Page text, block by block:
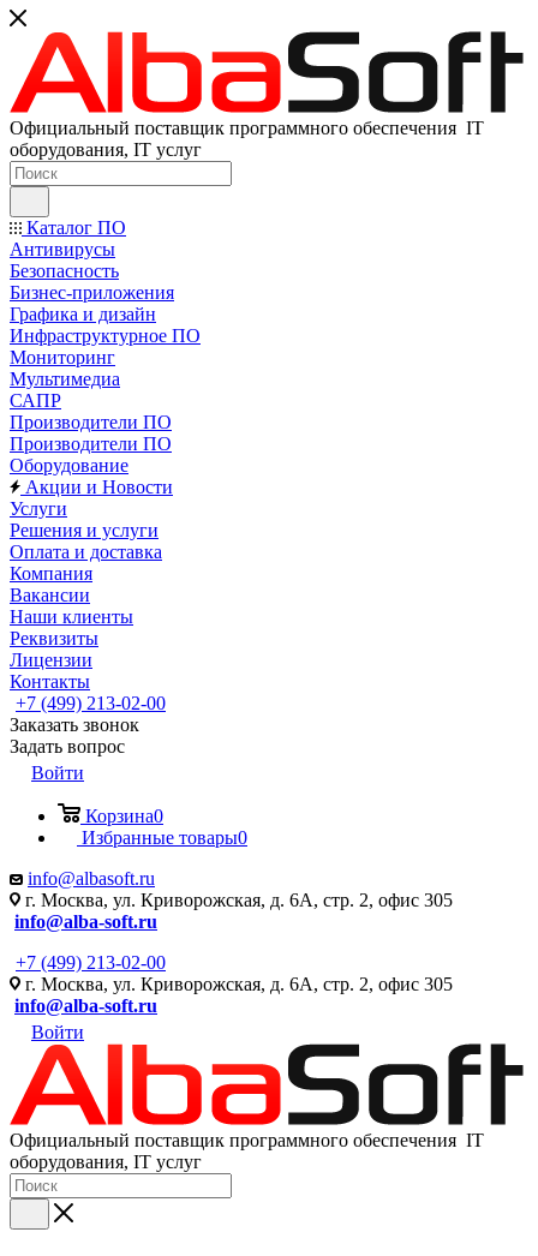
Официальный поставщик программного обеспечения IT
оборудования, IT услуг
Каталог ПО
Антивирусы
Безопасность
Бизнес-приложения
Графика и дизайн
Инфраструктурное ПО
Мониторинг
Мультимедиа
САПР
Производители ПО
Производители ПО
Оборудование
Акции и Новости
Услуги
Решения и услуги
Оплата и доставка
Компания
Вакансии
Наши клиенты
Реквизиты
Лицензии
Контакты
+7 (499) 213-02-00
Заказать звонок
Задать вопрос
Войти
Корзина0
Избранные товары0
info@albasoft.ru
г. Москва, ул. Криворожская, д. 6А, стр. 2, офис 305
info@alba-soft.ru
+7 (499) 213-02-00
г. Москва, ул. Криворожская, д. 6А, стр. 2, офис 305
info@alba-soft.ru
Войти
Официальный поставщик программного обеспечения IT
оборудования, IT услуг